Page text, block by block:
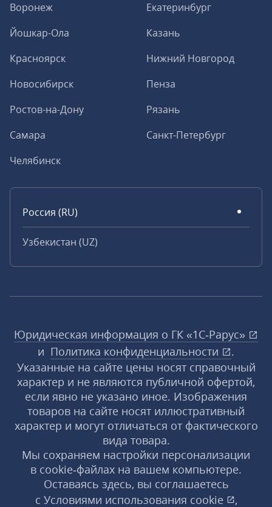
Воронеж
Екатеринбург
Йошкар-Ола
Казань
Красноярск
Нижний Новгород
Новосибирск
Пенза
Ростов-на-Дону
Рязань
Самара
Санкт-Петербург
Челябинск
Россия (RU)
Узбекистан (UZ)
Юридическая информация о ГК «1С‑Рарус»
и Политика конфиденциальности
.
Указанные на сайте цены носят справочный
характер и не являются публичной офертой,
если явно не указано иное. Изображения
товаров на сайте носят иллюстративный
характер и могут отличаться от фактического
вида товара.
Мы сохраняем настройки персонализации
в cookie‑файлах на вашем компьютере.
Оставаясь здесь, вы соглашаетесь
с Условиями использования cookie ,